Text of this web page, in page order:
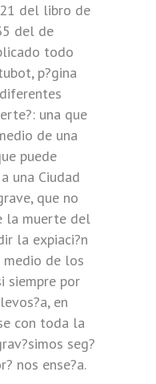
del libro de
del de
todo
p?gina
una que
de una
puede
una Ciudad
que no
la muerte del
la expiaci?n
de los
siempre por
en
con toda la
seg?
nos ense?a.